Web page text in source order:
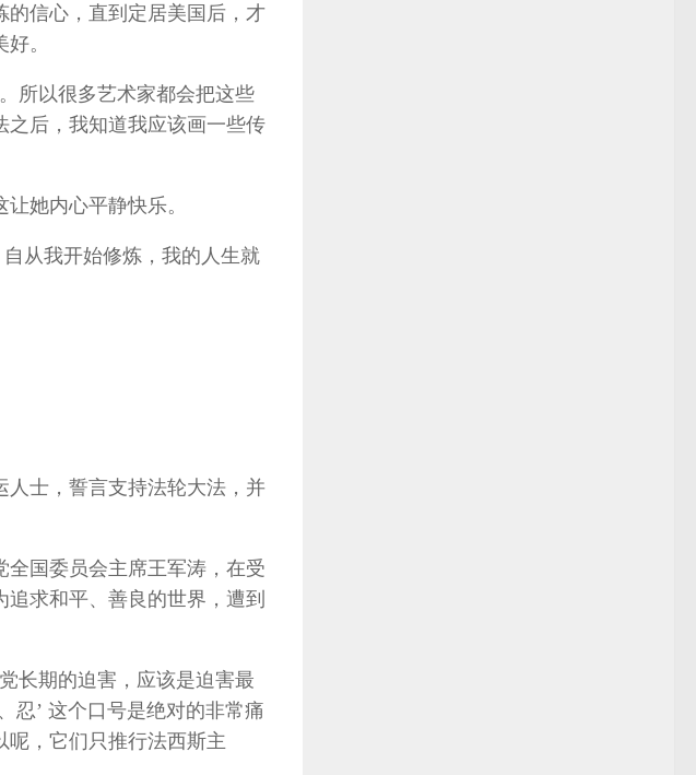
的信心，直到定居美国后，才
。
所以很多艺术家都会把这些
之后，我知道我应该画一些传
她内心平静快乐。
从我开始修炼，我的人生就
人士，誓言支持法轮大法，并
全国委员会主席王军涛，在受
求和平、善良的世界，遭到
长期的迫害，应该是迫害最
忍’ 这个口号是绝对的非常痛
呢，它们只推行法西斯主